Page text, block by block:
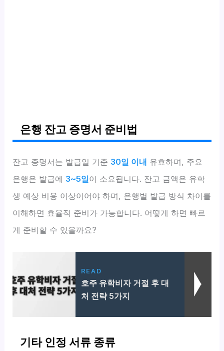
은행 잔고 증명서 준비법
잔고 증명서는 발급일 기준 30일 이내 유효하며, 주요
은행은 발급에 3~5일이 소요됩니다. 잔고 금액은 유학
생 예상 비용 이상이어야 하며, 은행별 발급 방식 차이를
이해하면 효율적 준비가 가능합니다. 어떻게 하면 빠르
게 준비할 수 있을까요?
READ
호주 유학비자 거절 후 대
처 전략 5가지
기타 인정 서류 종류